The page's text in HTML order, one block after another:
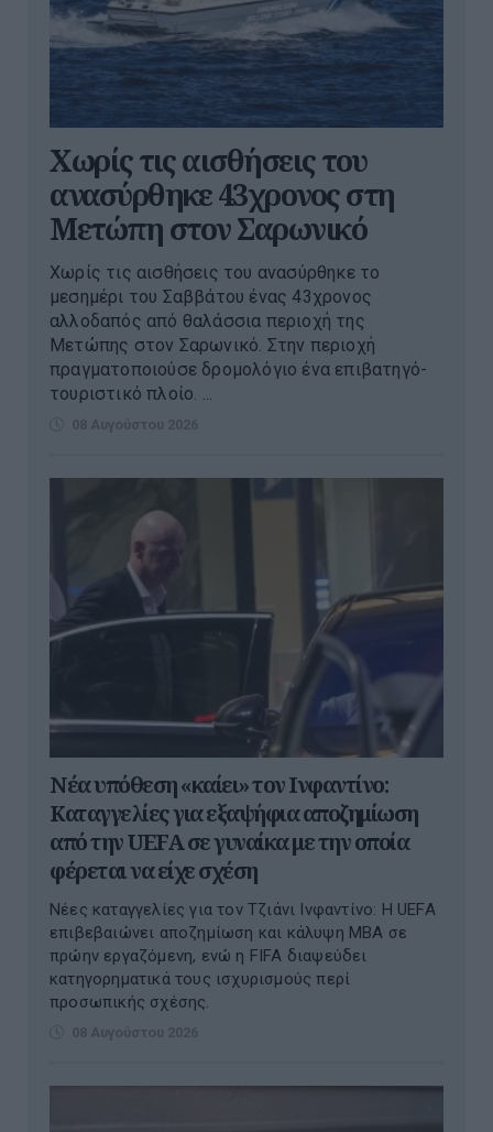
Χωρίς τις αισθήσεις του
ανασύρθηκε 43χρονος στη
Μετώπη στον Σαρωνικό
Χωρίς τις αισθήσεις του ανασύρθηκε το
μεσημέρι του Σαββάτου ένας 43χρονος
αλλοδαπός από θαλάσσια περιοχή της
Μετώπης στον Σαρωνικό. Στην περιοχή
πραγματοποιούσε δρομολόγιο ένα επιβατηγό-
τουριστικό πλοίο. ...
Νέα υπόθεση «καίει» τον Ινφαντίνο:
Καταγγελίες για εξαψήφια αποζημίωση
από την UEFA σε γυναίκα με την οποία
φέρεται να είχε σχέση
Νέες καταγγελίες για τον Τζιάνι Ινφαντίνο: Η UEFA
επιβεβαιώνει αποζημίωση και κάλυψη MBA σε
πρώην εργαζόμενη, ενώ η FIFA διαψεύδει
κατηγορηματικά τους ισχυρισμούς περί
προσωπικής σχέσης.